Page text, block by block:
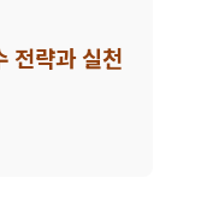
전략과 실천